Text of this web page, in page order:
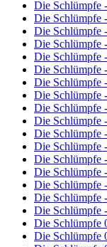
Die Schlümpfe
Die Schlümpfe
Die Schlümpfe
Die Schlümpfe
Die Schlümpfe
Die Schlümpfe
Die Schlümpfe
Die Schlümpfe
Die Schlümpfe
Die Schlümpfe
Die Schlümpfe
Die Schlümpfe
Die Schlümpfe
Die Schlümpfe
Die Schlümpfe
Die Schlümpfe
Die Schlümpfe
Die Schlümpfe
Die Schlümpfe